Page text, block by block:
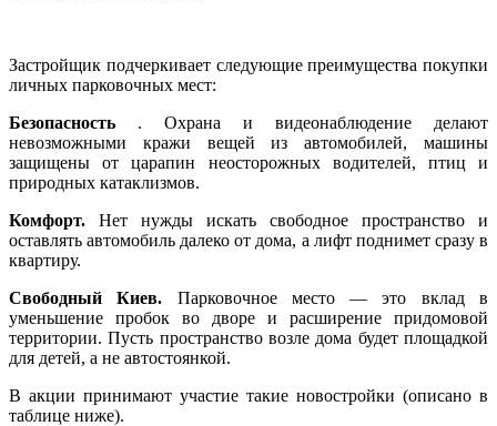
Застройщик подчеркивает следующие преимущества покупки
личных парковочных мест:
Безопасность . Охрана и видеонаблюдение делают
невозможными кражи вещей из автомобилей, машины
защищены от царапин неосторожных водителей, птиц и
природных катаклизмов.
Комфорт. Нет нужды искать свободное пространство и
оставлять автомобиль далеко от дома, а лифт поднимет сразу в
квартиру.
Свободный Киев. Парковочное место — это вклад в
уменьшение пробок во дворе и расширение придомовой
территории. Пусть пространство возле дома будет площадкой
для детей, а не автостоянкой.
В акции принимают участие такие новостройки (описано в
таблице ниже).